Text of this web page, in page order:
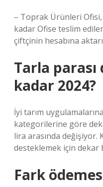
– Toprak Ürünleri
kadar Ofise teslim
çiftçinin hesabına
Tarla parası
kadar 2024?
İyi tarım
kategorilerine göre
lira arasında değişiyor.
desteklemek için dekar
Fark